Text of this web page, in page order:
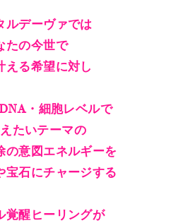
ルデーヴァでは
たの今世で
える希望に対し
・細胞レベルで
たいテーマの
の意図エネルギーを
宝石にチャージする
覚醒ヒーリングが